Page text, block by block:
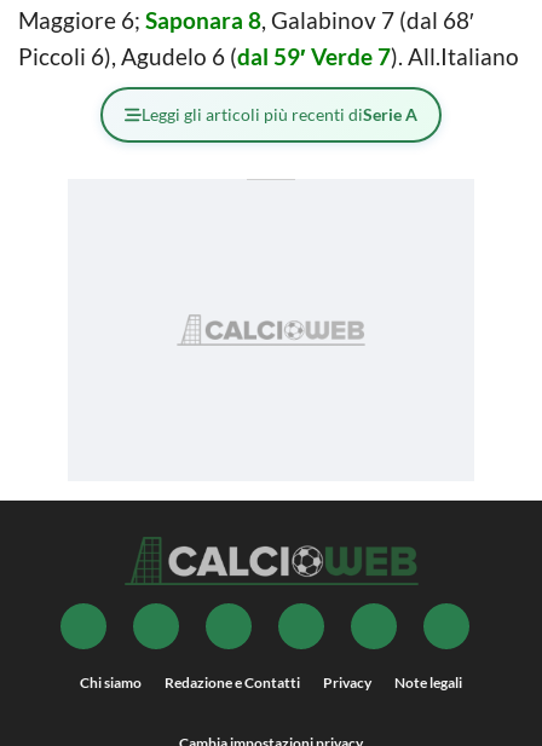
Maggiore 6; Saponara 8, Galabinov 7 (dal 68′
Piccoli 6), Agudelo 6 (dal 59′ Verde 7). All.Italiano
Leggi gli articoli più recenti diSerie A
Chi siamo Redazione e Contatti Privacy Note legali